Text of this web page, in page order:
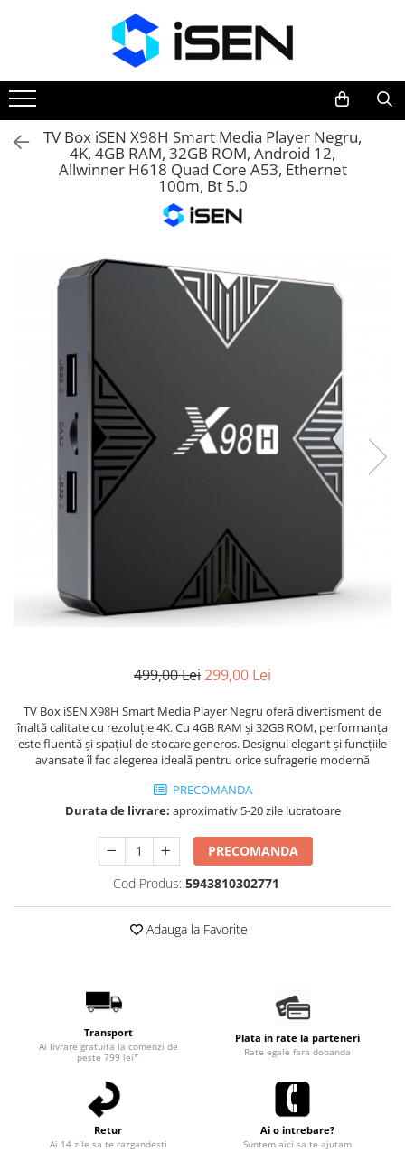
Trotinete electrice
Piese si accesorii
TV Box iSEN X98H Smart Media Player Negru,
4K, 4GB RAM, 32GB ROM, Android 12,
Allwinner H618 Quad Core A53, Ethernet
100m, Bt 5.0
499,00 Lei299,00 Lei
TV Box iSEN X98H Smart Media Player Negru oferă divertisment de
înaltă calitate cu rezoluție 4K. Cu 4GB RAM și 32GB ROM, performanța
este fluentă și spațiul de stocare generos. Designul elegant și funcțiile
avansate îl fac alegerea ideală pentru orice sufragerie modernă
PRECOMANDA
Durata de livrare: aproximativ 5-20 zile lucratoare
PRECOMANDA
Cod Produs: 5943810302771
Adauga la Favorite
Transport
Ai livrare gratuita la comenzi de
peste 799 lei*
Plata in rate la parteneri
Rate egale fara dobanda
Retur
Ai 14 zile sa te razgandesti
Ai o intrebare?
Suntem aici sa te ajutam